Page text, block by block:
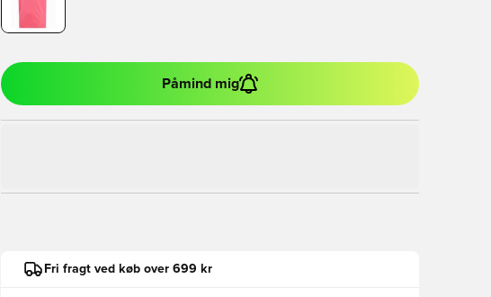
Påmind mig
Fri fragt ved køb over 699 kr